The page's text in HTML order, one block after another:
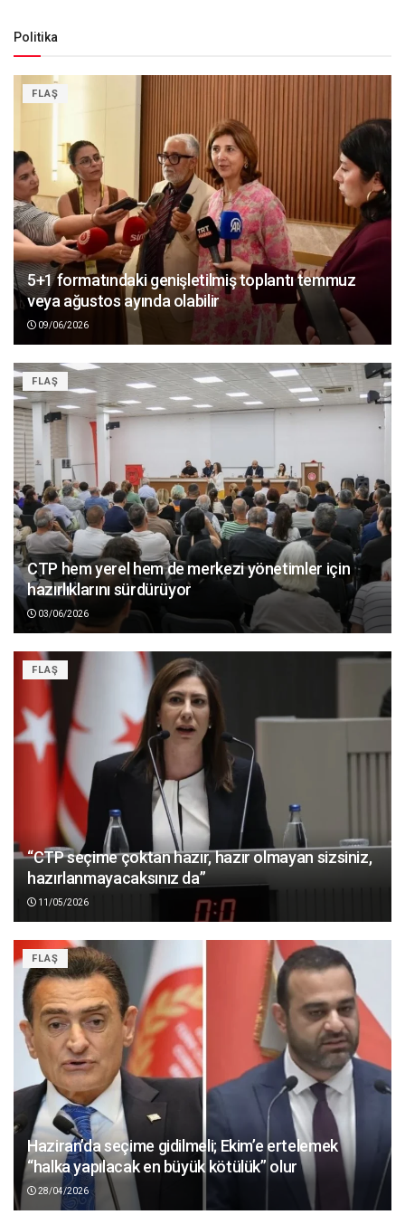
Politika
FLAŞ
5+1 formatındaki genişletilmiş toplantı temmuz
veya ağustos ayında olabilir
09/06/2026
FLAŞ
CTP hem yerel hem de merkezi yönetimler için
hazırlıklarını sürdürüyor
03/06/2026
FLAŞ
“CTP seçime çoktan hazır, hazır olmayan sizsiniz,
hazırlanmayacaksınız da”
11/05/2026
FLAŞ
Haziran’da seçime gidilmeli; Ekim’e ertelemek
“halka yapılacak en büyük kötülük” olur
28/04/2026